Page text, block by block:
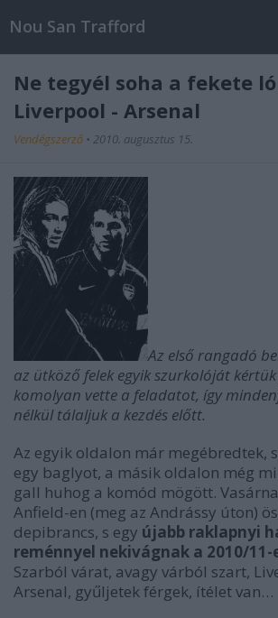
Nou San Trafford
Ne tegyél soha a fekete
Liverpool - Arsenal
Vendégszerző • 2010. augusztus 15.
Az első rangadó
az ütköző felek egyik szurkolóját
komolyan vette a feladatot, így
nélkül tálaljuk a kezdés előtt.
Az egyik oldalon már megébredtek,
egy baglyot, a másik oldalon még
gall huhog a komód mögött.
Anfield-en (meg az Andrássy úton)
depibrancs, s egy újabb raklapnyi
reménnyel nekivágnak a 2010/11-
Szarból várat, avagy várból szart,
Arsenal, gyűljetek férgek, ítélet van…